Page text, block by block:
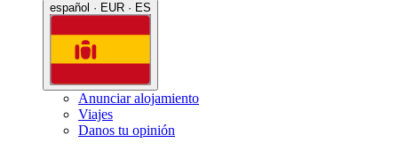
español · EUR · ES
Anunciar alojamiento
Viajes
Danos tu opinión